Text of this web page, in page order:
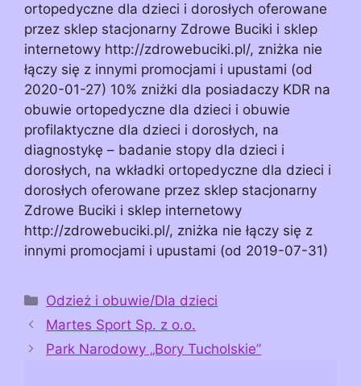
ortopedyczne dla dzieci i dorosłych oferowane
przez sklep stacjonarny Zdrowe Buciki i sklep
internetowy http://zdrowebuciki.pl/, zniżka nie
łączy się z innymi promocjami i upustami (od
2020-01-27) 10% zniżki dla posiadaczy KDR na
obuwie ortopedyczne dla dzieci i obuwie
profilaktyczne dla dzieci i dorosłych, na
diagnostykę – badanie stopy dla dzieci i
dorosłych, na wkładki ortopedyczne dla dzieci i
dorosłych oferowane przez sklep stacjonarny
Zdrowe Buciki i sklep internetowy
http://zdrowebuciki.pl/, zniżka nie łączy się z
innymi promocjami i upustami (od 2019-07-31)
Kategorie
Odzież i obuwie/Dla dzieci
Martes Sport Sp. z o.o.
Park Narodowy „Bory Tucholskie”